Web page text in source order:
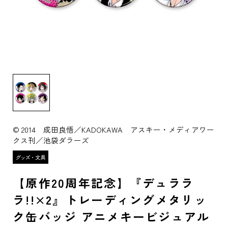
© 2014 成田良悟／KADOKAWA アスキー・メディアワー
クス刊／池袋ダラーズ
【原作20周年記念】『デュララ
ラ!!×2』トレーディングメタリッ
ク缶バッジ アニメキービジュアル